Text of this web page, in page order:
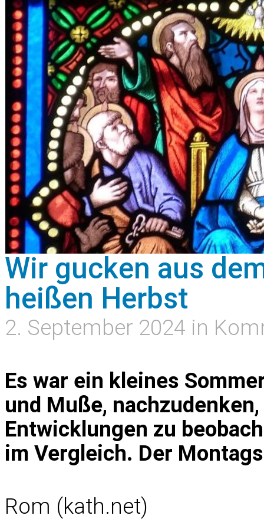
Wir gucken aus
heißen Herbst
2. September 2024 in
Es war ein kleines
und Muße,
Entwicklungen zu
im Vergleich. Der
Rom (kath.net)